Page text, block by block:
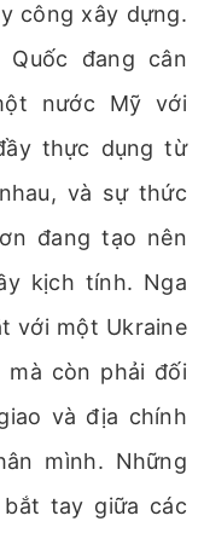
công xây dựng.
đang cân
nước Mỹ với
thực dụng từ
và sự thức
đang tạo nên
kịch tính. Nga
với một Ukraine
còn phải đối
và địa chính
mình. Những
tay giữa các